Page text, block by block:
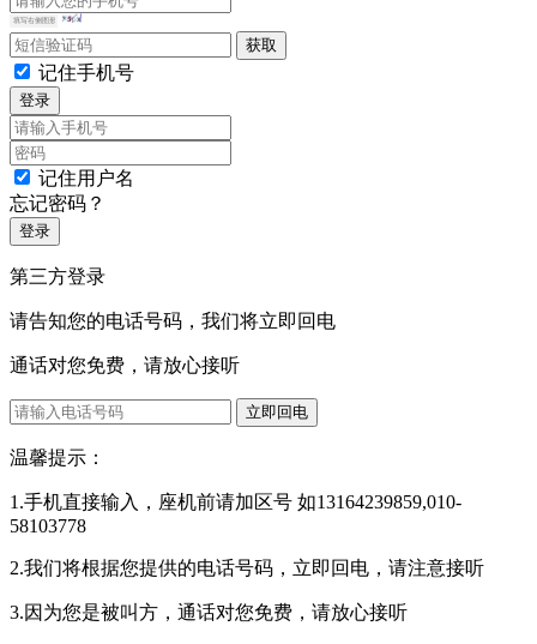
记住手机号
登录
记住用户名
忘记密码？
登录
第三方登录
请告知您的电话号码，我们将立即回电
通话对您免费，请放心接听
立即回电
温馨提示：
1.手机直接输入，座机前请加区号 如13164239859,010-
58103778
2.我们将根据您提供的电话号码，立即回电，请注意接听
3.因为您是被叫方，通话对您免费，请放心接听